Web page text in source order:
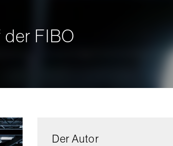
FIBO
Der Autor